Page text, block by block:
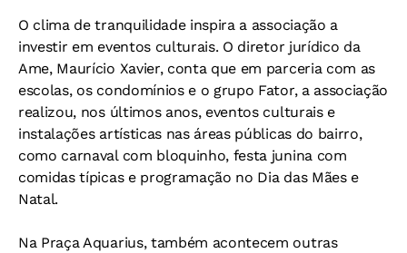
O clima de tranquilidade inspira a associação a
investir em eventos culturais. O diretor jurídico da
Ame, Maurício Xavier, conta que em parceria com as
escolas, os condomínios e o grupo Fator, a associação
realizou, nos últimos anos, eventos culturais e
instalações artísticas nas áreas públicas do bairro,
como carnaval com bloquinho, festa junina com
comidas típicas e programação no Dia das Mães e
Natal.
Na Praça Aquarius, também acontecem outras